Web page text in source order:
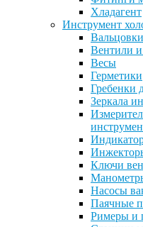
Хладагент
Инструмент
Вальцовки
Вентили
Весы
Герметики
Гребенки
Зеркала
Ключи
Насосы
Паячные
Римеры и